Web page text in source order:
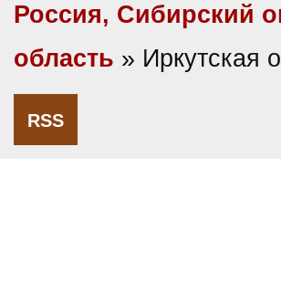
Россия, Сибирский
область » Иркутская
RSS